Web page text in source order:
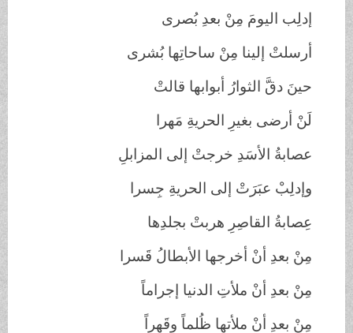
إدلِب اليومَ مِنْ بعدِ بُصرى
أرسلتْ إلينا مِنْ ساحاتِها بُشرى
حينَ دقَّ الثوارُ أبوابها قالتْ
لَنْ أرضى بغيرِ الحريةِ مَهرا
عصابةُ الأسَدِ خرجتْ إلى المزابلِ
وإدلِبْ عبَرَتْ إلى الحريةِ جِسرا
عِصابةُ القاصِرِ هربتْ بجلدِها
مِنْ بعدِ أنْ أخرجها الأبطالُ قَسرا
مِنْ بعدِ أنْ ملأتِ الدنيا إجراماً
مِنْ بعدِ أنْ ملأتها ظُلماً وقَهراً